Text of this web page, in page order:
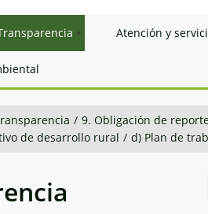
Atención y
/ 9. Obligación de
de desarrollo rural / d) Plan de